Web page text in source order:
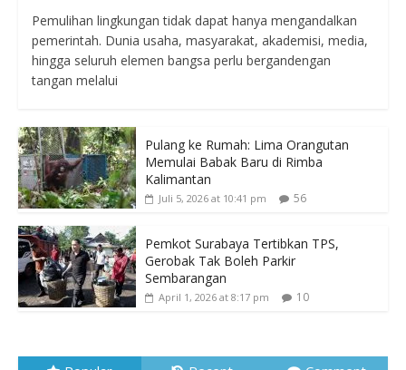
Pemulihan lingkungan tidak dapat hanya mengandalkan
pemerintah. Dunia usaha, masyarakat, akademisi, media,
hingga seluruh elemen bangsa perlu bergandengan
tangan melalui
Pulang ke Rumah: Lima Orangutan
Memulai Babak Baru di Rimba
Kalimantan
Juli 5, 2026 at 10:41 pm 56
Pemkot Surabaya Tertibkan TPS,
Gerobak Tak Boleh Parkir
Sembarangan
April 1, 2026 at 8:17 pm 10